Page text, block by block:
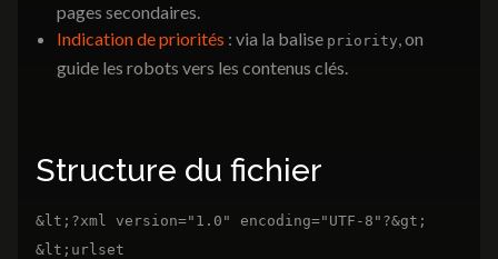
pages secondaires.
Indication de priorités : via la balise priority, on
guide les robots vers les contenus clés.
Structure du fichier
&lt;?xml version="1.0" encoding="UTF-8"?&gt;
&lt;urlset